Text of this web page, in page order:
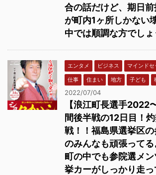
合の話だけど、期日
が町内1ヶ所しかない
中では順調な方でしょ
エンタメ ビジネス マインドセ
仕事
住まい 地方 子ども
2022/07/04
【浪江町長選手2022
間後半戦の12日目！
戦！！福島県選挙区
のみんなも頑張って
町の中でも参院選メ
挙カーがしっかり走っ